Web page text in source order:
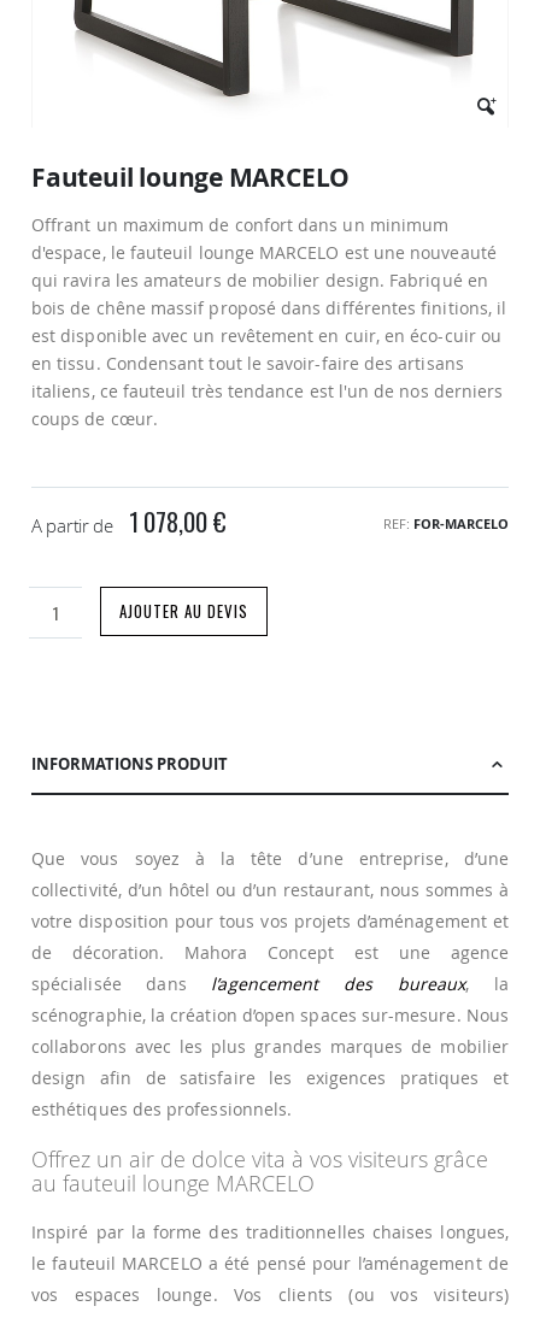
début
la
Galerie
d’images
Fauteuil lounge MARCELO
Offrant un maximum de confort dans un minimum
d'espace, le fauteuil lounge MARCELO est une nouveauté
qui ravira les amateurs de mobilier design. Fabriqué en
bois de chêne massif proposé dans différentes finitions, il
est disponible avec un revêtement en cuir, en éco-cuir ou
en tissu. Condensant tout le savoir-faire des artisans
italiens, ce fauteuil très tendance est l'un de nos derniers
coups de cœur.
A partir de 1 078,00 € REF FOR-MARCELO
AJOUTER AU DEVIS
INFORMATIONS PRODUIT
Que vous soyez à la tête d’une entreprise, d’une
collectivité, d’un hôtel ou d’un restaurant, nous sommes à
votre disposition pour tous vos projets d’aménagement et
de décoration. Mahora Concept est une agence
spécialisée dans l’agencement des bureaux, la
scénographie, la création d’open spaces sur-mesure. Nous
collaborons avec les plus grandes marques de mobilier
design afin de satisfaire les exigences pratiques et
esthétiques des professionnels.
Offrez un air de dolce vita à vos visiteurs grâce
au fauteuil lounge MARCELO
Inspiré par la forme des traditionnelles chaises longues,
le fauteuil MARCELO a été pensé pour l’aménagement de
vos espaces lounge. Vos clients (ou vos visiteurs)